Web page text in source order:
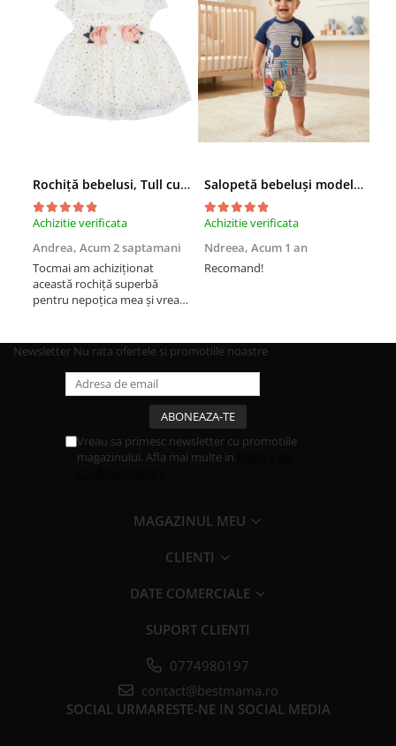
Rochiță bebelusi, Tull cu Sclipici Auriu, Aplicații Florale 3D în Talie
Achizitie verificata
Andrea, Acum 2 saptamani
Tocmai am achiziționat
această rochiță superbă
pentru nepoțica mea și vreau
Salopetă bebeluși model cu Mickey Mouse
Achizitie verificata
Ndreea, Acum 1 an
Recomand!
Newsletter Nu rata ofertele si promotiile noastre
Vreau sa primesc newsletter cu promotiile
magazinului. Afla mai multe in
MAGAZINUL MEU
CLIENTI
DATE COMERCIALE
SUPORT CLIENTI
0774980197
contact@bestmama.ro
SOCIAL URMARESTE-NE IN SOCIAL MEDIA